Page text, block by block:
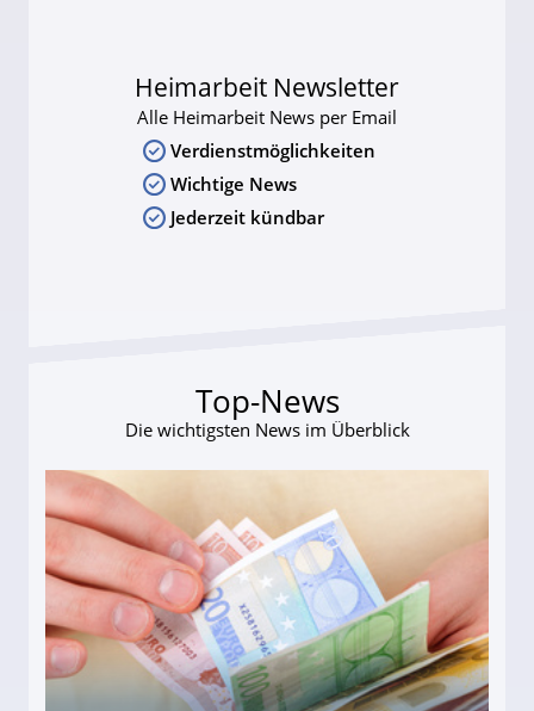
Heimarbeit Newsletter
Alle Heimarbeit News per Email
Verdienstmöglichkeiten
Wichtige News
Jederzeit kündbar
Top-News
Die wichtigsten News im Überblick